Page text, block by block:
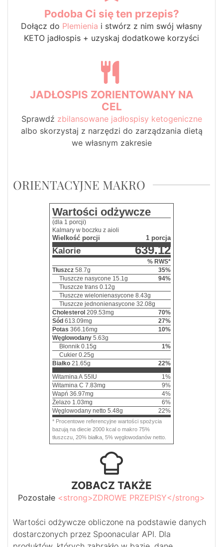
Podoba Ci się ten przepis?
Dołącz do Plemienia i stwórz z nim swój własny
KETO jadłospis + uzyskaj dodatkowe korzyści
JADŁOSPIS ZORIENTOWANY NA
CEL
Sprawdź zbilansowane jadłospisy ketogeniczne
albo skorzystaj z narzędzi do zarządzania dietą
we własnym zakresie
ORIENTACYJNE MAKRO
Wartości odżywcze
(dla 1 porcji)
Kalmary w boczku z aioli
Wielkość porcji 1 porcja
Kalorie 639.12
% RWS*
Tłuszcz 58.7g 35%
Tłuszcze nasycone 15.1g 94%
Tłuszcze trans 0.12g
Tłuszcze wielonienasycone 8.43g
Tłuszcze jednonienasycone 32.08g
Cholesterol 209.53mg 70%
Sód 613.09mg 27%
Potas 366.16mg 10%
Węglowodany 5.63g
Błonnik 0.15g 1%
Cukier 0.25g
Białko 21.65g 22%
Witamina A 55 IU 1%
Witamina C 7.83mg 9%
Wapń 36.97mg 4%
Żelazo 1.03mg 6%
Węglowodany netto 5.48g 22%
* Procentowe referencyjne wartości spożycia
bazują na diecie 2000 kcal o makro 75%
tłuszczu, 20% białka, 5% węglowodanów netto.
ZOBACZ TAKŻE
Pozostałe <strong>ZDROWE PRZEPISY</strong>
Wartości odżywcze obliczone na podstawie danych
dostarczonych przez Spoonacular API. Dla